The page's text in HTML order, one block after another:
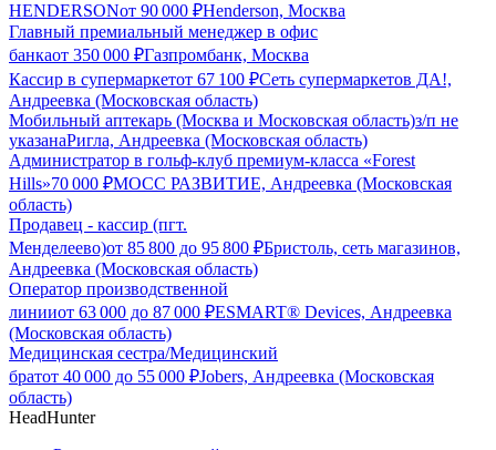
HENDERSONот 90 000 ₽Henderson, Москва
Главный премиальный менеджер в офис
банкаот 350 000 ₽Газпромбанк, Москва
Кассир в супермаркетот 67 100 ₽Сеть супермаркетов ДА!,
Андреевка (Московская область)
Мобильный аптекарь (Москва и Московская область)з/п не
указанаРигла, Андреевка (Московская область)
Администратор в гольф-клуб премиум-класса «Forest
Hills»70 000 ₽МОСС РАЗВИТИЕ, Андреевка (Московская
область)
Продавец - кассир (пгт.
Менделеево)от 85 800 до 95 800 ₽Бристоль, сеть магазинов,
Андреевка (Московская область)
Оператор производственной
линииот 63 000 до 87 000 ₽ESMART® Devices, Андреевка
(Московская область)
Медицинская сестра/Медицинский
братот 40 000 до 55 000 ₽Jobers, Андреевка (Московская
область)
HeadHunter